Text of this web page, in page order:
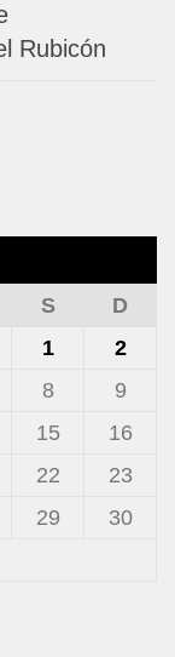
Rubicón
S
D
1
2
8
9
15
16
22
23
29
30